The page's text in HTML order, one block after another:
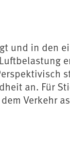
und in den
an. Für
Verkehr